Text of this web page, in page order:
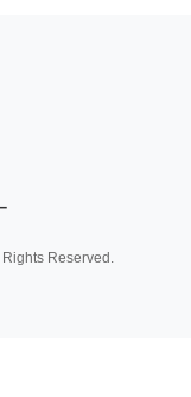
Reserved.